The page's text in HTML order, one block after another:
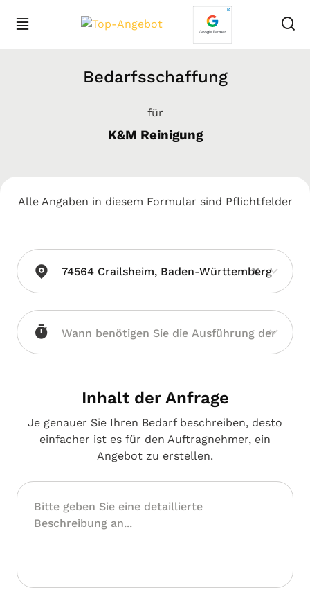
Bedarfsschaffung
für
K&M Reinigung
Alle Angaben in diesem Formular sind Pflichtfelder
74564 Crailsheim, Baden-Württemberg
×
Inhalt der Anfrage
Je genauer Sie Ihren Bedarf beschreiben, desto
einfacher ist es für den Auftragnehmer, ein
Angebot zu erstellen.